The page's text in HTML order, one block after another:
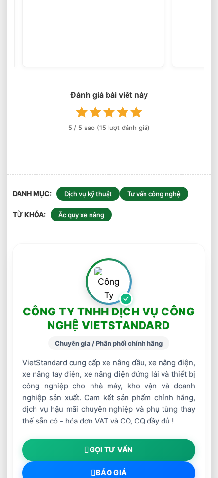
Đánh giá bài viết này
5 / 5 sao (15 lượt đánh giá)
DANH MỤC Dịch vụ kỹ thuật Tư vấn công nghệ
TỪ KHÓA Ắc quy xe nâng
CÔNG TY TNHH DỊCH VỤ CÔNG
NGHỆ VIETSTANDARD
Chuyên gia / Phân phối chính hãng
VietStandard cung cấp xe nâng dầu, xe nâng điện,
xe nâng tay điện, xe nâng điện đứng lái và thiết bị
công nghiệp cho nhà máy, kho vận và doanh
nghiệp sản xuất. Cam kết sản phẩm chính hãng,
dịch vụ hậu mãi chuyên nghiệp và phụ tùng thay
thế sẵn có - hóa đơn VAT và CO, CQ đầy đủ !
GỌI TƯ VẤN
BÁO GIÁ